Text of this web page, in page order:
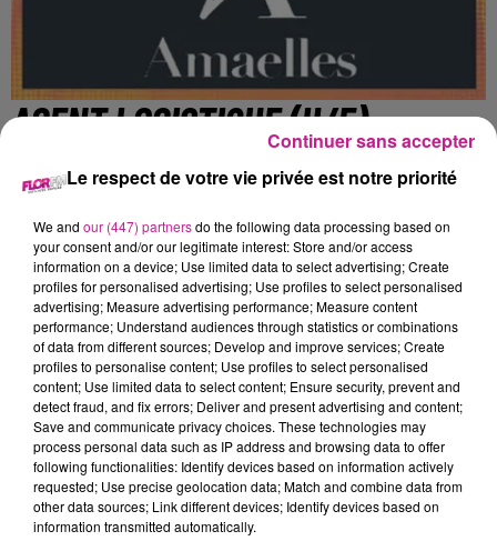
AGENT LOGISTIQUE (H/F)
Pfastatt
Manpower MULHOUSE AUTO recherche pour son client, un
acteur du secteur des Industries manufacturières et
production, un Agent logistique (H/F)
Intégré dès votre arrivée, vous serez amené à :
- Réaliser des inventaires précis
- Contrôler la conformité des stocks
- Organiser et planifier les opérations
- Saisir manuellement les données numériques
- Manutentionner avec soin les produits
- Effectuer le tri rigoureux des composants
- Ranger efficacement les zones de stockage
Le respect de votre vie privée est notre priorité
We and our (447) partnersdo the following data processing based on
your consent and/or our legitimate interest: Store and/or access
information on a device; Use limited data to select advertising; Create
profiles for personalised advertising; Use profiles to select personalised
advertising; Measure advertising performance; Measure content
performance; Understand audiences through statistics or combinations
of data from different sources; Develop and improve services; Create
profiles to personalise content; Use profiles to select personalised
content; Use limited data to select content; Ensure security, prevent and
detect fraud, and fix errors; Deliver and present advertising and content;
Save and communicate privacy choices. These technologies may
process personal data such as IP address and browsing data to offer
following functionalities: Identify devices based on information actively
requested; Use precise geolocation data; Match and combine data from
other data sources; Link different devices; Identify devices based on
information transmitted automatically.
Continuer sans accepter